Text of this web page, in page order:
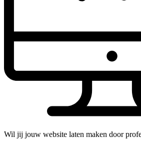
Wil jij jouw website laten maken door